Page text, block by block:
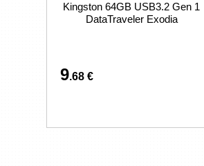
Kingston 64GB USB3.2 Gen 1
DataTraveler Exodia
9.68 €